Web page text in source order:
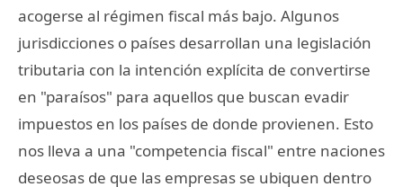
acogerse al régimen fiscal más bajo. Algunos
jurisdicciones o países desarrollan una legislación
tributaria con la intención explícita de convertirse
en "paraísos" para aquellos que buscan evadir
impuestos en los países de donde provienen. Esto
nos lleva a una "competencia fiscal" entre naciones
deseosas de que las empresas se ubiquen dentro